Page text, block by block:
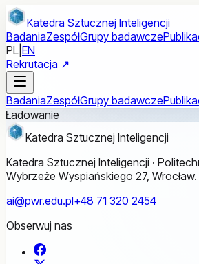
Przejdź do treści głównej
Katedra Sztucznej Inteligencji
BadaniaZespółGrupy badawcze
PL EN
Rekrutacja ↗
BadaniaZespółGrupy badawcze
Ładowanie
Katedra Sztucznej Inteligencji
Katedra Sztucznej Inteligencji ·
Wybrzeże Wyspiańskiego 27, Wrocław.
ai@pwr.edu.pl+48 71 320 2454
Obserwuj nas
Facebook